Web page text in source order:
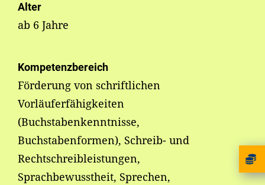
Alter
ab 6 Jahre
Kompetenzbereich
Förderung von schriftlichen
Vorläuferfähigkeiten
(Buchstabenkenntnisse,
Buchstabenformen), Schreib- und
Rechtschreibleistungen,
Sprachbewusstheit, Sprechen,